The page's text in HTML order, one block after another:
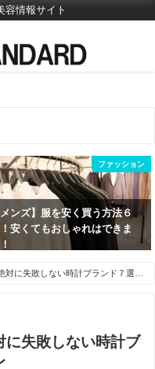
容情報サイト
ファッション
メンズ】服を安く買う方法６
安くてもおしゃれはできま
対に失敗しない時計ブランド７選！
に失敗しない時計ブ